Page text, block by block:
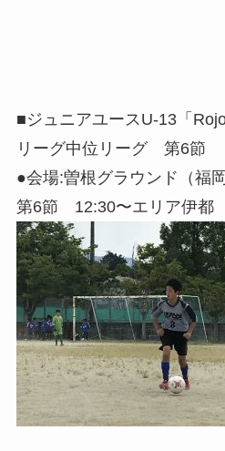
■ジュニアユースU-13「
リーグ中位リーグ 第6節
●会場:曽根グラウンド（福
第6節 12:30〜エリア伊都